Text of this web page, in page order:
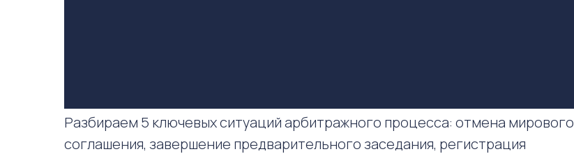
Разбираем 5 ключевых ситуаций арбитражного процесса: отмена мирового
соглашения, завершение предварительного заседания, регистрация